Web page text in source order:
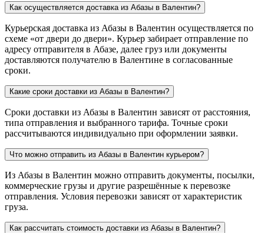
Как осуществляется доставка из Абазы в Валентин?
Курьерская доставка из Абазы в Валентин осуществляется по
схеме «от двери до двери». Курьер забирает отправление по
адресу отправителя в Абазе, далее груз или документы
доставляются получателю в Валентине в согласованные
сроки.
Какие сроки доставки из Абазы в Валентин?
Сроки доставки из Абазы в Валентин зависят от расстояния,
типа отправления и выбранного тарифа. Точные сроки
рассчитываются индивидуально при оформлении заявки.
Что можно отправить из Абазы в Валентин курьером?
Из Абазы в Валентин можно отправить документы, посылки,
коммерческие грузы и другие разрешённые к перевозке
отправления. Условия перевозки зависят от характеристик
груза.
Как рассчитать стоимость доставки из Абазы в Валентин?